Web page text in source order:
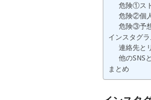
危険①ス
危険②個
危険③予
インスタグ
連絡先と
他のSNS
まとめ